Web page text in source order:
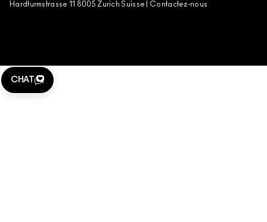
Hardturmstrasse 11 8005 Zurich Suisse | Contactez-nous
CHAT